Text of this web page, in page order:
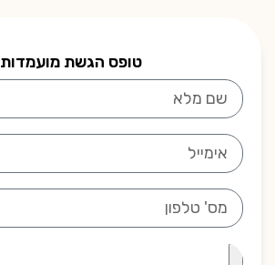
טופס הגשת מועמדות